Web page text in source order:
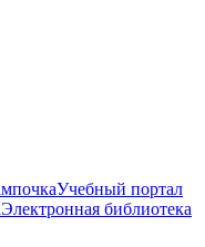
Учебный портал
Электронная библиотека